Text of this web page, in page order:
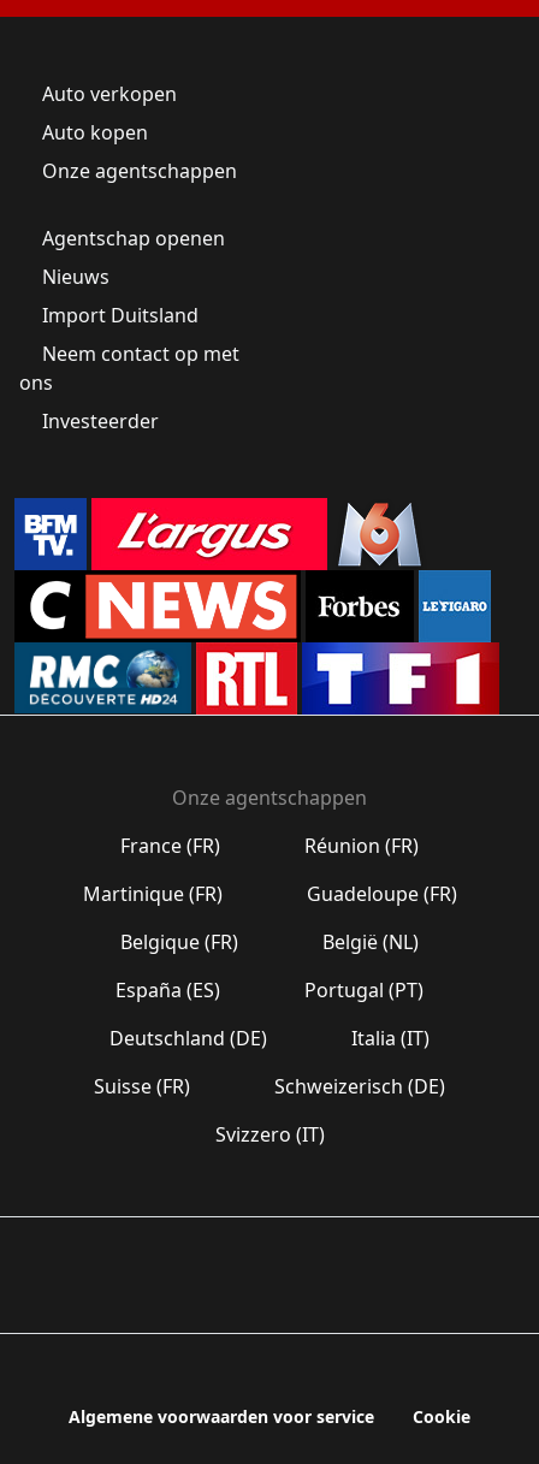
Auto verkopen
Auto kopen
Onze agentschappen
Agentschap openen
Nieuws
Import Duitsland
Neem contact op met
ons
Investeerder
Onze agentschappen
France (FR)
Réunion (FR)
Martinique (FR)
Guadeloupe (FR)
Belgique (FR)
België (NL)
España (ES)
Portugal (PT)
Deutschland (DE)
Italia (IT)
Suisse (FR)
Schweizerisch (DE)
Svizzero (IT)
Algemene voorwaarden voor service Cookie